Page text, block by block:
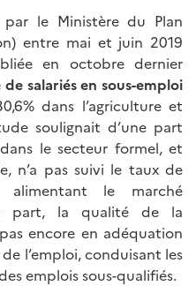
le Ministère du Plan
entre mai et juin 2019
en octobre dernier
salariés en sous-emploi
dans l’agriculture et
soulignait d’une part
le secteur formel, et
n’a pas suivi le taux de
alimentant le marché
part, la qualité de la
encore en adéquation
l’emploi, conduisant les
emplois sous-qualifiés.